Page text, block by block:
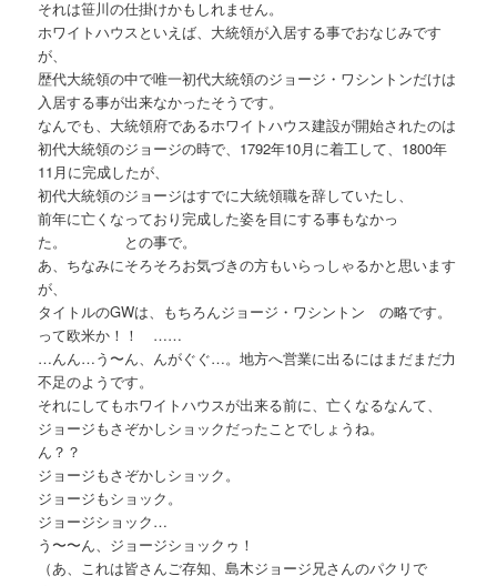
それは笹川の仕掛けかもしれません。
ホワイトハウスといえば、大統領が入居する事でおなじみです
が、
歴代大統領の中で唯一初代大統領のジョージ・ワシントンだけは
入居する事が出来なかったそうです。
なんでも、大統領府であるホワイトハウス建設が開始されたのは
初代大統領のジョージの時で、1792年10月に着工して、1800年
11月に完成したが、
初代大統領のジョージはすでに大統領職を辞していたし、
前年に亡くなっており完成した姿を目にする事もなかっ
た。 との事で。
あ、ちなみにそろそろお気づきの方もいらっしゃるかと思います
が、
タイトルのGWは、もちろんジョージ・ワシントン の略です。
って欧米か！！ ……
…んん…う〜ん、んがぐぐ…。地方へ営業に出るにはまだまだ力
不足のようです。
それにしてもホワイトハウスが出来る前に、亡くなるなんて、
ジョージもさぞかしショックだったことでしょうね。
ん？？
ジョージもさぞかしショック。
ジョージもショック。
ジョージショック…
う〜〜ん、ジョージショックゥ！
（あ、これは皆さんご存知、島木ジョージ兄さんのパクリで